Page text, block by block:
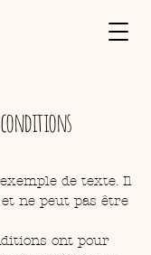
conditions
de texte. Il
ne peut pas être
ont pour